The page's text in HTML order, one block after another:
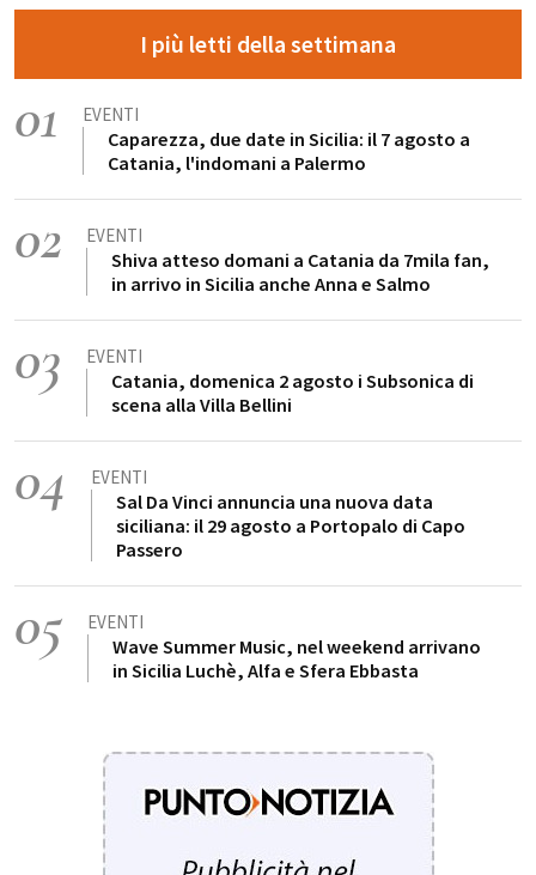
I più letti della settimana
01 EVENTI
Caparezza, due date in Sicilia: il 7 agosto a
Catania, l'indomani a Palermo
02 EVENTI
Shiva atteso domani a Catania da 7mila fan,
in arrivo in Sicilia anche Anna e Salmo
03 EVENTI
Catania, domenica 2 agosto i Subsonica di
scena alla Villa Bellini
04 EVENTI
Sal Da Vinci annuncia una nuova data
siciliana: il 29 agosto a Portopalo di Capo
Passero
05 EVENTI
Wave Summer Music, nel weekend arrivano
in Sicilia Luchè, Alfa e Sfera Ebbasta